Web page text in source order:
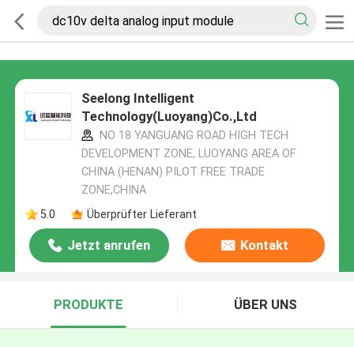
Seelong Intelligent
Technology(Luoyang)Co.,Ltd
NO 18 YANGUANG ROAD HIGH TECH
DEVELOPMENT ZONE, LUOYANG AREA OF
CHINA (HENAN) PILOT FREE TRADE
ZONE,CHINA
5.0
Überprüfter Lieferant
Jetzt anrufen Kontakt
PRODUKTE ÜBER UNS